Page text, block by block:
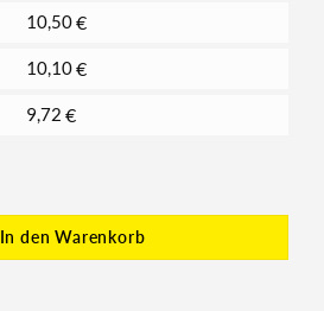
10,50€
10,10€
9,72 €
In den Warenkorb